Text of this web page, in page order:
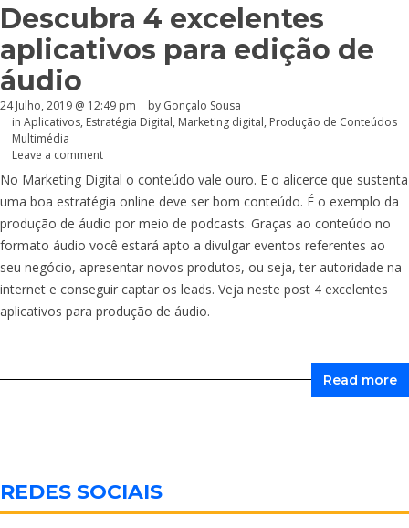
Descubra 4 excelentes
aplicativos para edição de
áudio
24 Julho, 2019 @ 12:49 pm by Gonçalo Sousa
in Aplicativos, Estratégia Digital, Marketing digital, Produção de Conteúdos
Multimédia
Leave a comment
No Marketing Digital o conteúdo vale ouro. E o alicerce que sustenta
uma boa estratégia online deve ser bom conteúdo. É o exemplo da
produção de áudio por meio de podcasts. Graças ao conteúdo no
formato áudio você estará apto a divulgar eventos referentes ao
seu negócio, apresentar novos produtos, ou seja, ter autoridade na
internet e conseguir captar os leads. Veja neste post 4 excelentes
aplicativos para produção de áudio.
Read more
REDES SOCIAIS